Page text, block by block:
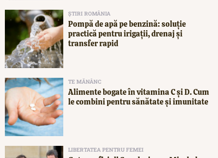
ȘTIRI ROMÂNIA
Pompă de apă pe benzină: soluție
practică pentru irigații, drenaj și
transfer rapid
TE MĂNÂNC
Alimente bogate în vitamina C și D. Cum
le combini pentru sănătate și imunitate
LIBERTATEA PENTRU FEMEI